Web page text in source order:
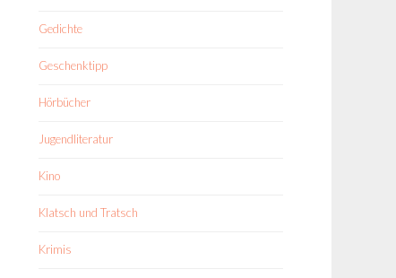
Gedichte
Geschenktipp
Hörbücher
Jugendliteratur
Kino
Klatsch und Tratsch
Krimis